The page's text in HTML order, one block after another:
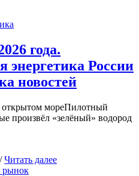
года.
энергетика России
новостей
мореПилотный
произвёл «зелёный» водород
Читать далее
рынок